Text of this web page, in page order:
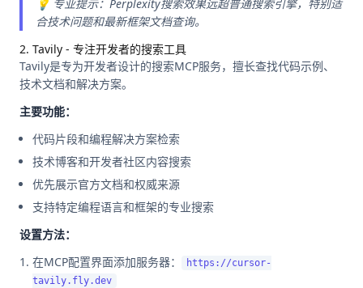
💡 专业提示：Perplexity搜索效果远超普通搜索引擎，特别适
合技术问题和最新框架文档查询。
2. Tavily - 专注开发者的搜索工具
Tavily是专为开发者设计的搜索MCP服务，擅长查找代码示例、
技术文档和解决方案。
主要功能：
代码片段和编程解决方案检索
技术博客和开发者社区内容搜索
优先展示官方文档和权威来源
支持特定编程语言和框架的专业搜索
设置方法：
在MCP配置界面添加服务器：
https://cursor-
tavily.fly.dev